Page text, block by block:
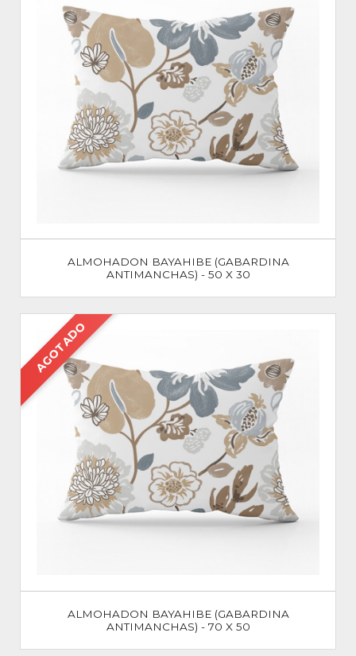
ALMOHADON BAYAHIBE (GABARDINA
ANTIMANCHAS) - 50 X 30
AGOTADO
ALMOHADON BAYAHIBE (GABARDINA
ANTIMANCHAS) - 70 X 50